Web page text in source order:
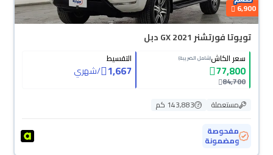
6,900
تويوتا فورتشنر GX 2021 دبل
سعر الكاش(شامل الضريبة)
77,800
84,700
التقسيط
1,667
/شهري
مستعملة
143,883 كم
مفحوصة
ومضمونة